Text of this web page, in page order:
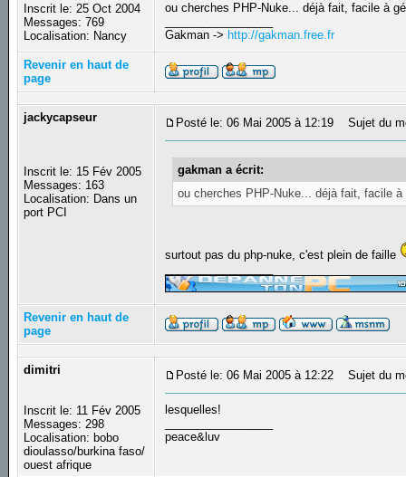
Inscrit le: 25 Oct 2004
Messages: 769
Localisation: Nancy
ou cherches PHP-Nuke... déjà fait, facile à
Gakman -> http://gakman.free.fr
Revenir en haut de
page
jackycapseur
Inscrit le: 15 Fév 2005
Messages: 163
Localisation: Dans un
port PCI
Posté le: 06 Mai 2005 à 12:19 Sujet du
gakman a écrit:
ou cherches PHP-Nuke... déjà fait, facile
surtout pas du php-nuke, c'est plein de faille
Revenir en haut de
page
dimitri
Inscrit le: 11 Fév 2005
Messages: 298
Localisation: bobo
dioulasso/burkina faso/
ouest afrique
Posté le: 06 Mai 2005 à 12:22 Sujet du
lesquelles!
peace&luv